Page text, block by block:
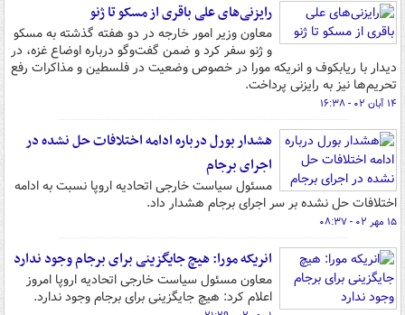
رایزنی‌های علی باقری از مسکو تا ژنو
معاون وزیر امور خارجه در دو هفته گذشته به مسکو
و ژنو سفر کرد و ضمن گفت‌وگو درباره اوضاع غزه، در
دیدار با ریابکوف و انریکه مورا در خصوص وضعیت در فلسطین و مذاکرات رفع
تحریم‌ها نیز به رایزنی پرداخت.
۱۴ آبان ۰۲ - ۱۶:۳۸
هشدار بورل درباره ادامه اختلافات حل نشده در
اجرای برجام
مسئول سیاست خارجی اتحادیه اروپا نسبت به ادامه
اختلافات حل نشده بر سر اجرای برجام هشدار داد.
۱۵ مهر ۰۲ - ۰۸:۳۷
انریکه مورا: هیچ جایگزینی برای برجام وجود ندارد
معاون مسئول سیاست خارجی اتحادیه اروپا امروز
اعلام کرد: هیچ جایگزینی برای برجام وجود ندارد.